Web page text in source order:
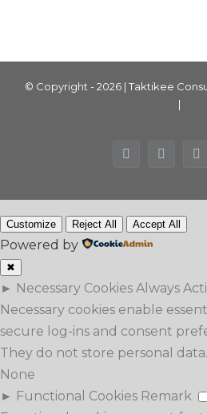
© Copyright - 2026 | Taktikee
|
FacebookInstagram
Customize Reject All Accept All
Powered by
✖
► Necessary Cookies Always
Necessary cookies enable
secure log-ins and consent
They do not store personal data.
None
► Functional Cookies Remark